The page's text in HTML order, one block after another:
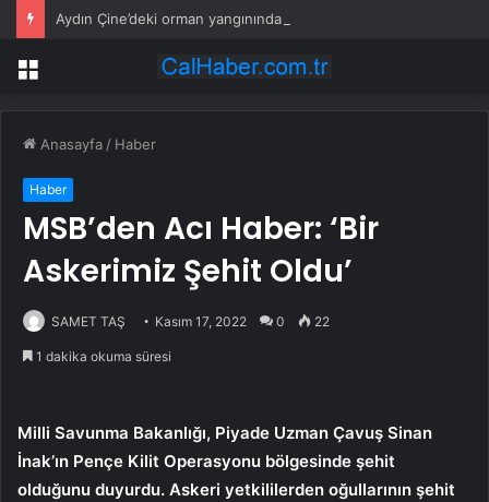
Menü
Anasayfa / Haber
Haber
MSB’den Acı Haber: ‘Bir
Askerimiz Şehit Oldu’
SAMET TAŞ Kasım 17, 2022 0 22
1 dakika okuma süresi
Milli Savunma Bakanlığı, Piyade Uzman Çavuş Sinan
İnak’ın Pençe Kilit Operasyonu bölgesinde şehit
olduğunu duyurdu. Askeri yetkililerden oğullarının şehit